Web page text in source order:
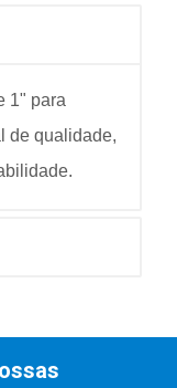
1" para
de qualidade,